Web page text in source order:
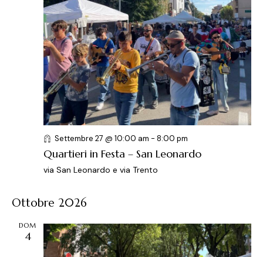
Settembre 27 @ 10:00 am - 8:00 pm
Quartieri in Festa – San Leonardo
via San Leonardo e via Trento
Ottobre 2026
DOM
4